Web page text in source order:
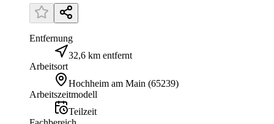
Entfernung
32,6 km entfernt
Arbeitsort
Hochheim am Main (65239)
Arbeitszeitmodell
Teilzeit